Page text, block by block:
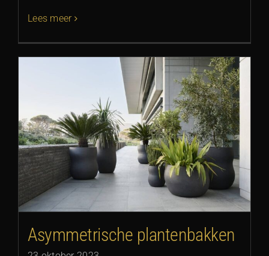
Lees meer
Asymmetrische plantenbakken